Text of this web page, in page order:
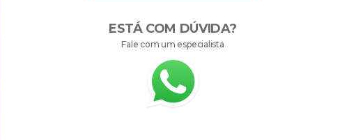
ESTÁ COM DÚVIDA?
Fale com um especialista